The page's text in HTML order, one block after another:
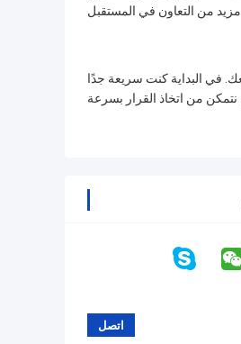
من التعاون في المستقبل
في البداية كنت سريعة جدًا